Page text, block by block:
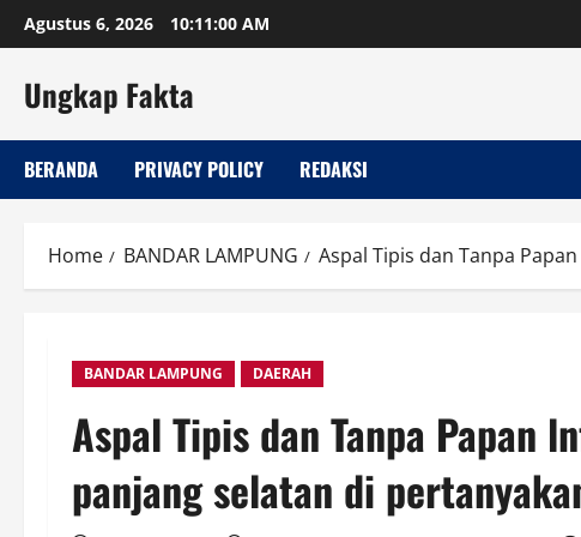
Skip
to
Agustus 6, 2026 10:11:01 AM
Ungkap Fakta
BERANDA PRIVACY POLICY REDAKSI
Home BANDAR LAMPUNG Aspal Tipis dan Tanpa
BANDAR LAMPUNG DAERAH
Aspal Tipis dan Tanpa Papan
panjang selatan di